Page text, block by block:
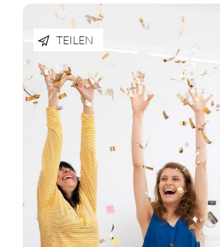
TEILEN